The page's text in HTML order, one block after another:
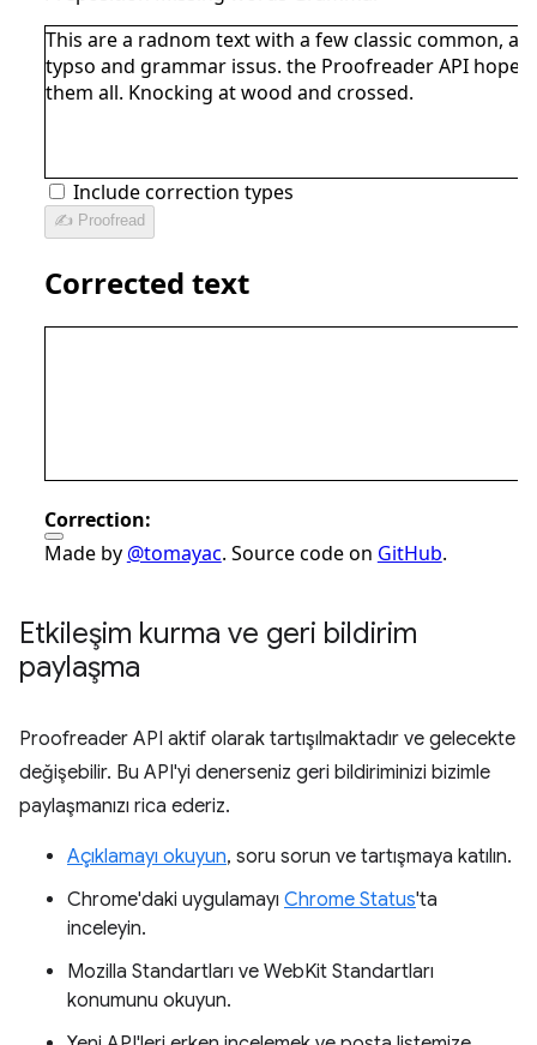
Etkileşim kurma ve geri bildirim
paylaşma
Proofreader API aktif olarak tartışılmaktadır ve gelecekte
değişebilir. Bu API'yi denerseniz geri bildiriminizi bizimle
paylaşmanızı rica ederiz.
Açıklamayı okuyun, soru sorun ve tartışmaya katılın.
Chrome'daki uygulamayı Chrome Status'ta
inceleyin.
Mozilla Standartları ve WebKit Standartları
konumunu okuyun.